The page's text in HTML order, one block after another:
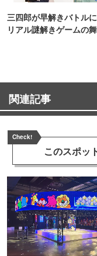
三四郎が早解きバトル
リアル謎解きゲームの
関連記事
Check!
このスポッ